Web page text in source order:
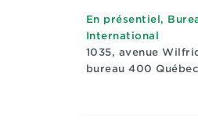
En présentiel,
International
1035, avenue
bureau 400